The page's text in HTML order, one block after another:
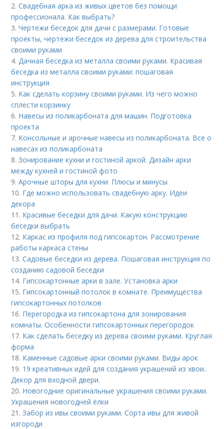
2.Свадебная арка из живых цветов без помощи
профессионала. Как выбрать?
3.Чертежи беседок для дачи с размерами. Готовые
проекты, чертежи беседок из дерева для строительства
своими руками
4. Дачная беседка из металла своими руками. Красивая
беседка из металла своими руками: пошаговая
инструкция
5. Как сделать корзину своими руками. Из чего можно
сплести корзинку
6. Навесы из поликарбоната для машин. Подготовка
проекта
7. Консольные и арочные навесы из поликарбоната. Все о
навесах из поликарбоната
8.Зонирование кухни и гостиной аркой. Дизайн арки
между кухней и гостиной фото
9.Арочные шторы для кухни. Плюсы и минусы
10. Где можно использовать свадебную арку. Идеи
декора
11. Красивые беседки для дачи. Какую конструкцию
беседки выбрать
12. Каркас из профиля под гипсокартон. Рассмотрение
работы каркаса стены
13.Садовые беседки из дерева. Пошаговая инструкция по
созданию садовой беседки
14. Гипсокартонные арки в зале. Установка арки
15. Гипсокартонный потолок в комнате. Преимущества
гипсокартонных потолков
16. Перегородка из гипсокартона для зонирования
комнаты. Особенности гипсокартонных перегородок
17. Как сделать беседку из дерева своими руками. Круглая
форма
18. Каменные садовые арки своими руками. Виды арок
19. 19 креативных идей для создания украшений из хвои..
Декор для входной двери.
20. Новогодние оригинальные украшения своими руками.
Украшения новогодней ёлки
21.Забор из ивы своими руками. Сорта ивы для живой
изгороди